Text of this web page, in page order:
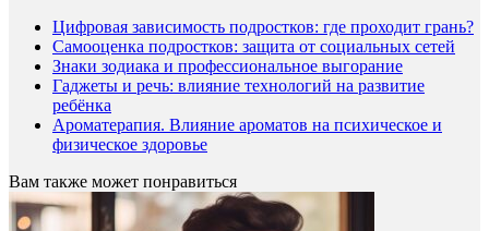
Цифровая зависимость подростков: где проходит грань?
Самооценка подростков: защита от социальных сетей
Знаки зодиака и профессиональное выгорание
Гаджеты и речь: влияние технологий на развитие
ребёнка
Ароматерапия. Влияние ароматов на психическое и
физическое здоровье
Вам также может понравиться